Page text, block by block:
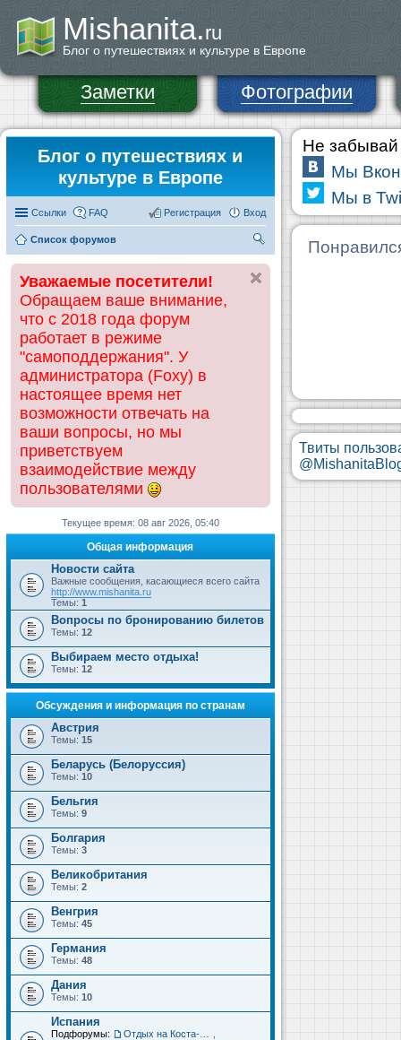
Mishanita.ru
Блог о путешествиях и культуре в Европе
Заметки Фотографии
Блог о путешествиях и
культуре в Европе
Ссылки FAQ Вход
Регистрация
Список форумов
ск
Уважаемые посетители!
Обращаем ваше внимание,
что с 2018 года форум
работает в режиме
"самоподдержания". У
администратора (Foxy) в
настоящее время нет
возможности отвечать на
ваши вопросы, но мы
приветствуем
взаимодействие между
пользователями
Текущее время: 08 авг 2026, 05:40
Общая информация
Новости сайта
Важные сообщения, касающиеся всего сайта
http://www.mishanita.ru
Темы: 1
Вопросы по бронированию билетов
Темы: 12
Выбираем место отдыха!
Темы: 12
Обсуждения и информация по странам
Австрия
Темы: 15
Беларусь (Белоруссия)
Темы: 10
Бельгия
Темы: 9
Болгария
Темы: 3
Великобритания
Темы: 2
Венгрия
Темы: 45
Германия
Темы: 48
Дания
Темы: 10
Испания
Подфорумы:
Не забывай
Мы
Мы в
Твиты